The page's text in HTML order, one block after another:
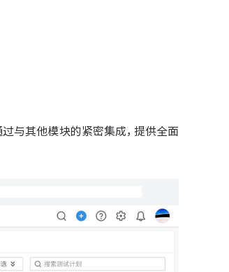
与其他模块的紧密集成，提供全面